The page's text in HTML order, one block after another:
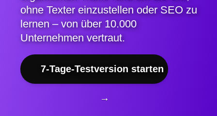
ohne Texter einzustellen oder SEO zu
lernen – von über 10.000
Unternehmen vertraut.
7-Tage-Testversion starten
→